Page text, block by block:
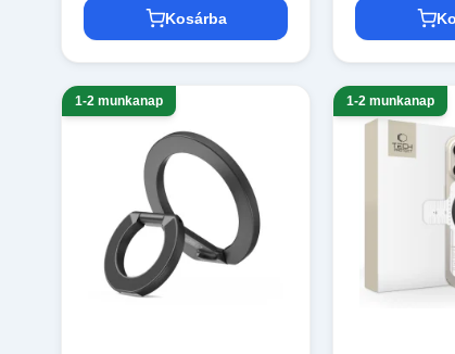
Kosárba
1-2 munkanap 1-2 munkanap